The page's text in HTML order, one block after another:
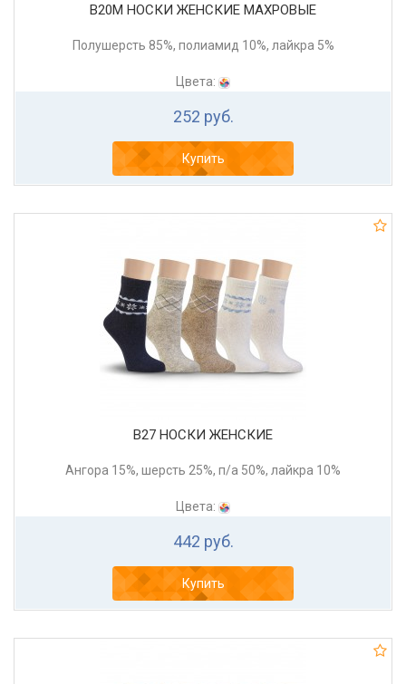
В20М НОСКИ ЖЕНСКИЕ МАХРОВЫЕ
Полушерсть 85%, полиамид 10%, лайкра 5%
Цвета:
252 руб.
Купить
В27 НОСКИ ЖЕНСКИЕ
Ангора 15%, шерсть 25%, п/а 50%, лайкра 10%
Цвета:
442 руб.
Купить